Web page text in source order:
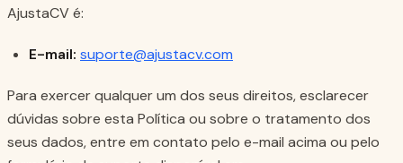
AjustaCV é:
E-mail: suporte@ajustacv.com
Para exercer qualquer um dos seus direitos, esclarecer
dúvidas sobre esta Política ou sobre o tratamento dos
seus dados, entre em contato pelo e-mail acima ou pelo